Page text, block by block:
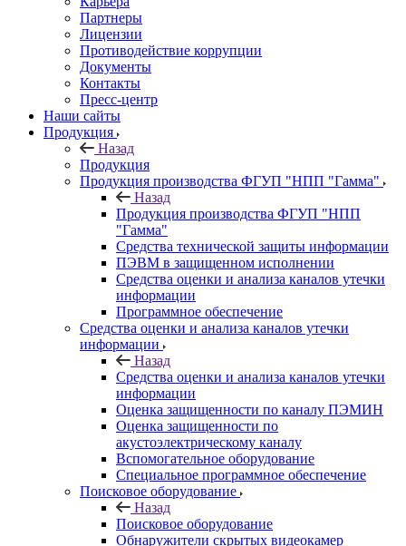
Партнеры
Лицензии
Противодействие коррупции
Документы
Контакты
Пресс-центр
Наши сайты
Продукция
Назад
Продукция
Продукция производства ФГУП "НПП "Гамма"
Назад
Продукция производства ФГУП "НПП
"Гамма"
Средства технической защиты информации
ПЭВМ в защищенном исполнении
Средства оценки и анализа каналов утечки
информации
Программное обеспечение
Средства оценки и анализа каналов утечки
информации
Назад
Средства оценки и анализа каналов утечки
информации
Оценка защищенности по каналу ПЭМИН
Оценка защищенности по
акустоэлектрическому каналу
Вспомогательное оборудование
Специальное программное обеспечение
Поисковое оборудование
Назад
Поисковое оборудование
Обнаружители скрытых видеокамер